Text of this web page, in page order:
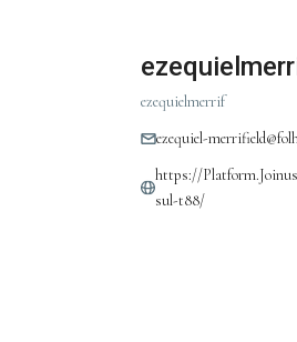
ezequielmerrif
ezequiel-
https://
sul-t88/